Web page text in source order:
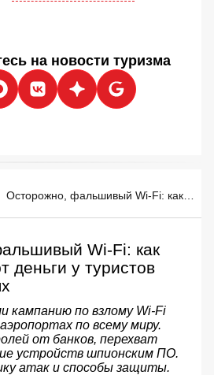
на новости туризма
Wi-Fi: как
деньги у туристов
кампанию по взлому Wi-Fi
по всему миру.
от банков, перехват
устройств шпионским ПО.
атак и способы защиты.